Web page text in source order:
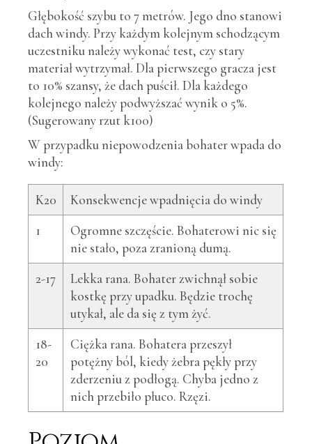
Głębokość szybu to 7 metrów. Jego dno stanowi
dach windy. Przy każdym kolejnym schodzącym
uczestniku należy wykonać test, czy stary
materiał wytrzymał. Dla pierwszego gracza jest
to 10% szansy, że dach puścił. Dla każdego
kolejnego należy podwyższać wynik o 5%.
(Sugerowany rzut k100)
W przypadku niepowodzenia bohater wpada do
windy:
K20
Konsekwencje wpadnięcia do windy
1
Ogromne szczęście. Bohaterowi nic się
nie stało, poza zranioną dumą.
2-17
Lekka rana. Bohater zwichnął sobie
kostkę przy upadku. Będzie trochę
utykał, ale da się z tym żyć.
18-
20
Ciężka rana. Bohatera przeszył
potężny ból, kiedy żebra pękły przy
zderzeniu z podłogą. Chyba jedno z
nich przebiło płuco. Rzęzi.